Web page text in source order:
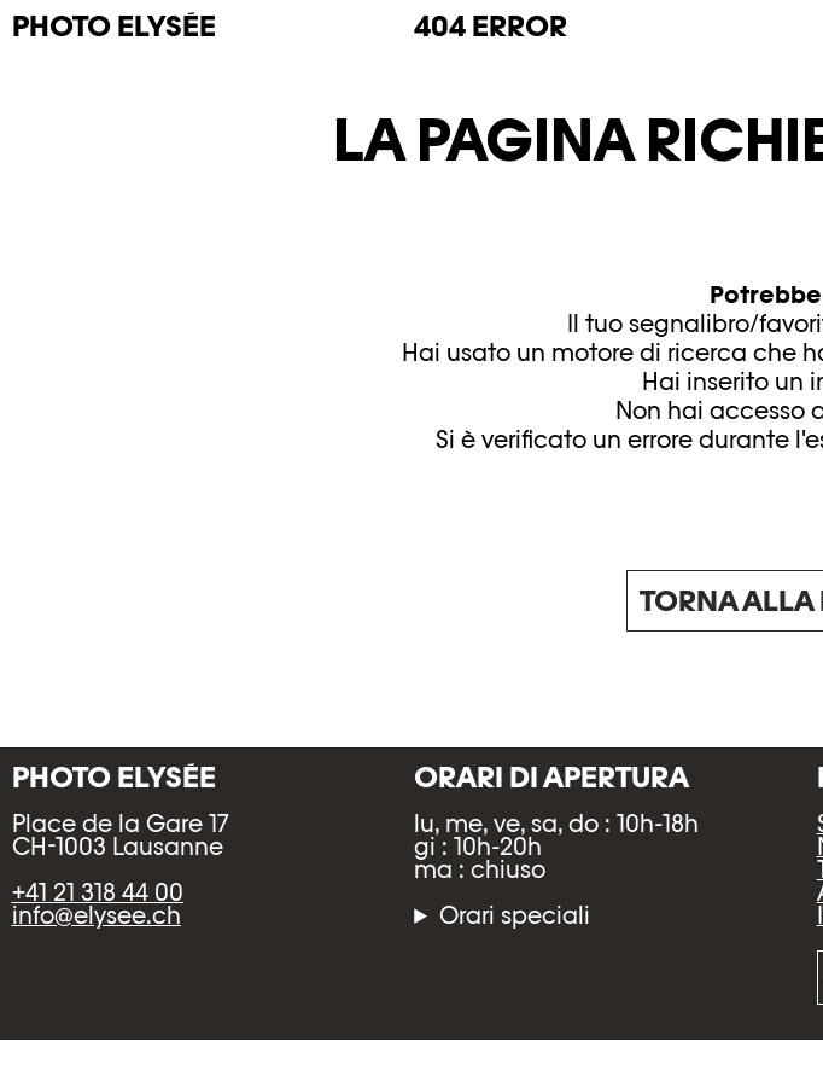
PHOTO ELYSÉE 404 ERROR
LA PAGINA
Il tuo segnalibro/
Hai usato un motore di ricerca che
Hai inserito un
Non hai accesso
Si è verificato un errore durante
TORNA
PHOTO ELYSÉE
Place de la Gare 17
CH-1003 Lausanne
+41 21 318 44 00
info@elysee.ch
ORARI DI APERTURA
lu, me, ve, sa, do : 10h-18h
gi : 10h-20h
ma : chiuso
Orari speciali